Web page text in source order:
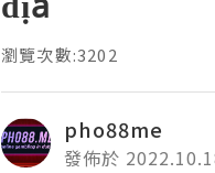
瀏覽次數:3202
pho88me
發佈於